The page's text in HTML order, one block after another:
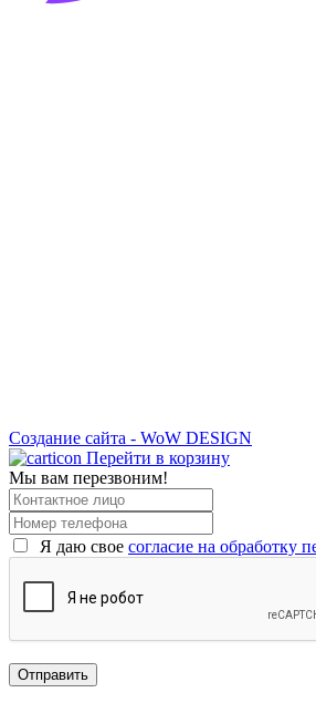
Создание сайта - WoW DESIGN
Перейти в корзину
Мы вам перезвоним!
Я даю свое согласие на обработку